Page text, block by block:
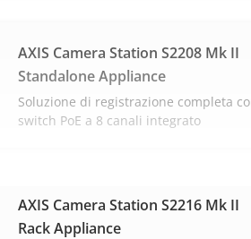
AXIS Camera Station S2208 Mk II
Standalone Appliance
Soluzione di registrazione completa
switch PoE a 8 canali integrato
AXIS Camera Station S2216 Mk II
Rack Appliance